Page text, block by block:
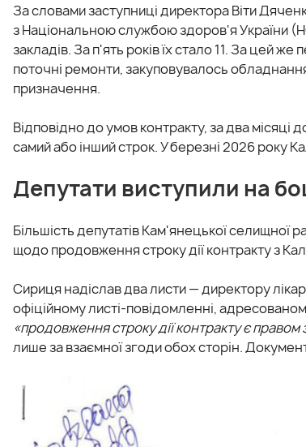
За словами заступниці директора Віти
з Національною службою здоров'я України
закладів. За п'ять років їх стало 11. За цей
поточні ремонти, закуповувалось
призначення.
Відповідно до умов контракту, за два
самий або інший строк. У березні 2026 року
Депутати виступили на
Більшість депутатів Кам'янецької
щодо продовження строку дії контракту з
Сириця надіслав два листи — директору
офіційному листі-повідомленні,
«продовження строку дії контракту є
лише за взаємної згоди обох сторін.